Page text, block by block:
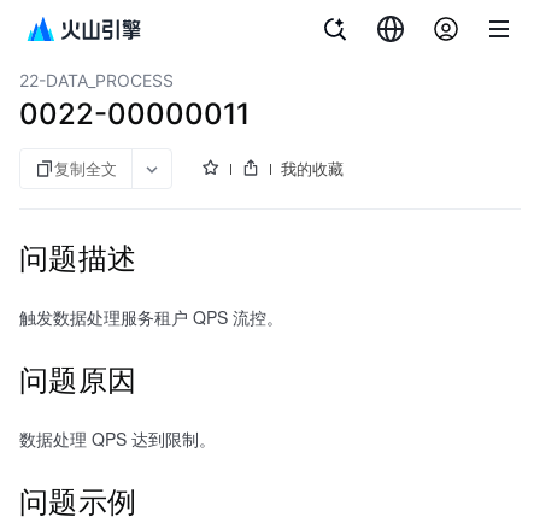
对象存储
22-DATA_PROCESS
0022-00000011
复制全文 我的收藏
问题描述
触发数据处理服务租户 QPS 流控。
问题原因
数据处理 QPS 达到限制。
问题示例